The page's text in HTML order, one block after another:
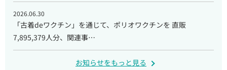
2026.06.30
「古着deワクチン」を通じて、ポリオワクチンを 直販
7,895,379人分、関連事…
お知らせをもっと見る